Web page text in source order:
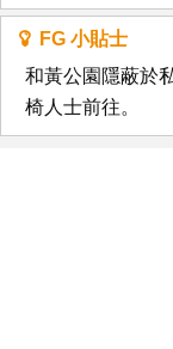
FG 小貼士
和黃公園隱蔽於
椅人士前往。